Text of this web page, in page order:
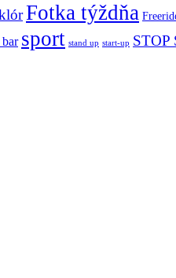
Fotka týždňa
sport stand up start-up STOP